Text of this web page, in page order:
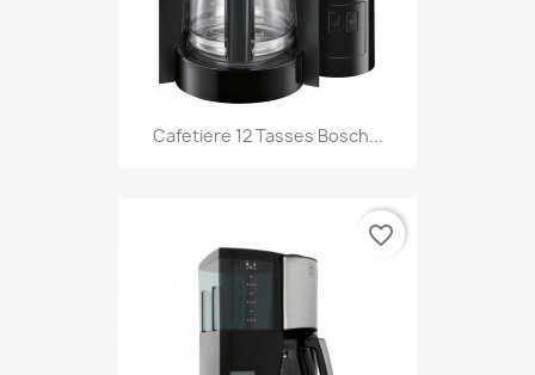
Cafetiere 12 Tasses Bosch...
favorite_border